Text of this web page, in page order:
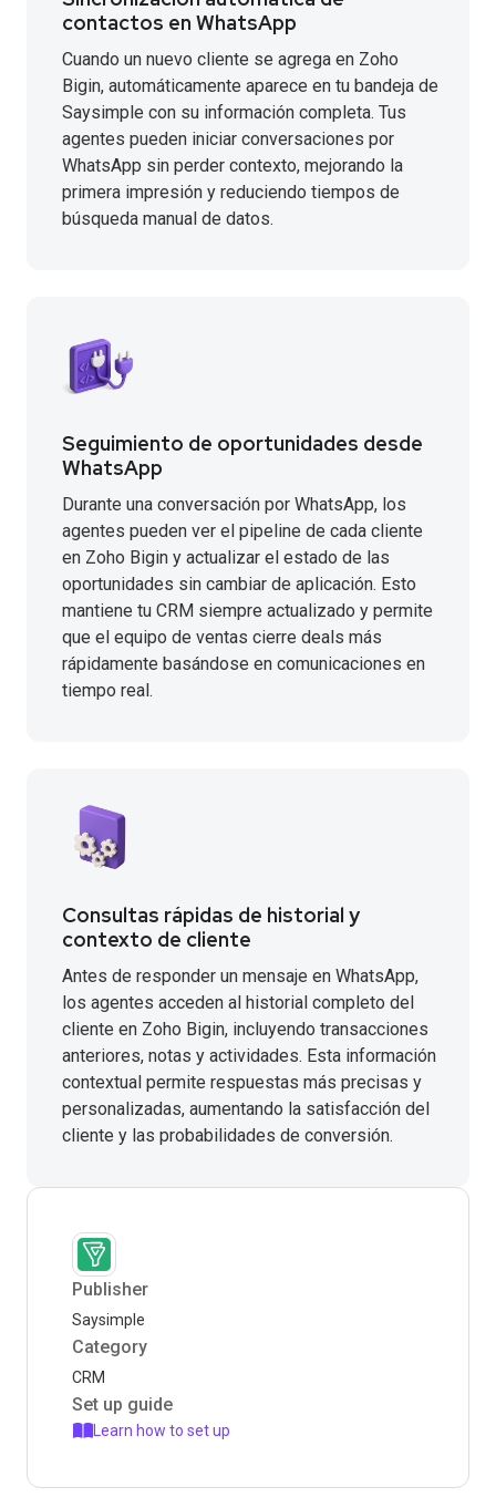
contactos en WhatsApp
Cuando un nuevo cliente se agrega en Zoho
Bigin, automáticamente aparece en tu bandeja de
Saysimple con su información completa. Tus
agentes pueden iniciar conversaciones por
WhatsApp sin perder contexto, mejorando la
primera impresión y reduciendo tiempos de
búsqueda manual de datos.
Seguimiento de oportunidades desde
WhatsApp
Durante una conversación por WhatsApp, los
agentes pueden ver el pipeline de cada cliente
en Zoho Bigin y actualizar el estado de las
oportunidades sin cambiar de aplicación. Esto
mantiene tu CRM siempre actualizado y permite
que el equipo de ventas cierre deals más
rápidamente basándose en comunicaciones en
tiempo real.
Consultas rápidas de historial y
contexto de cliente
Antes de responder un mensaje en WhatsApp,
los agentes acceden al historial completo del
cliente en Zoho Bigin, incluyendo transacciones
anteriores, notas y actividades. Esta información
contextual permite respuestas más precisas y
personalizadas, aumentando la satisfacción del
cliente y las probabilidades de conversión.
Publisher
Saysimple
Category
CRM
Set up guide
Learn how to set up